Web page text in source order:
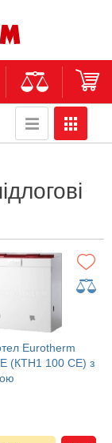
Eurotherm
(КТН1 100 CЕ) з